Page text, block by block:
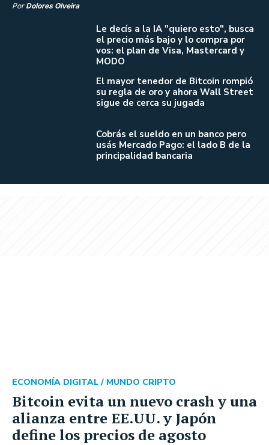
Por Dolores Olveira
Le decís a la IA "quiero esto", busca
el precio más bajo y lo compra por
vos: el plan de Visa, Mastercard y
MODO
El mayor tenedor de Bitcoin rompió
su regla de oro y ahora Wall Street
sigue de cerca su jugada
Cobrás el sueldo en un banco pero
usás Mercado Pago: el lado B de la
principalidad bancaria
Bitcoin evita un nuevo crash y una
alianza entre EE.UU. y Japón
define los precios de agosto
ECONOMÍA DIGITAL / MUNDO CRIPTO